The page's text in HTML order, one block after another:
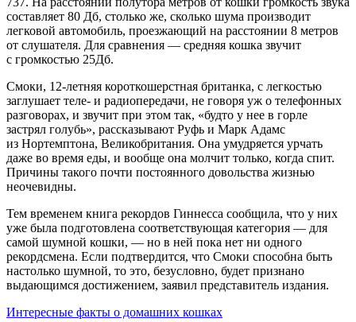
составляет 80 Дб, столько же, сколько шума производит
легковой автомобиль, проезжающий на расстоянии 8 метров
от слушателя. Для сравнения — средняя кошка звучит
с громкостью 25Дб.
Смоки, 12-летняя короткошерстная британка, с легкостью
заглушает теле- и радиопередачи, не говоря уж о телефонных
разговорах, и звучит при этом так, «будто у нее в горле
застрял голубь», рассказывают Руфь и Марк Адамс
из Нортемптона, Великобритания. Она умудряется урчать
даже во время еды, и вообще она молчит только, когда спит.
Причины такого почти постоянного довольства жизнью
неочевидны.
Тем временем книга рекордов Гиннесса сообщила, что у них
уже была подготовлена соответствующая категория — для
самой шумной кошки, — но в ней пока нет ни одного
рекордсмена. Если подтвердится, что Смоки способна быть
настолько шумной, то это, безусловно, будет признано
выдающимся достижением, заявил представитель издания.
Интересные факты о домашних кошках